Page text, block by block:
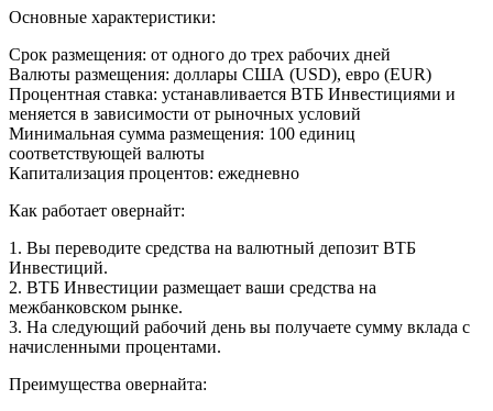
Основные характеристики:
Срок размещения: от одного до трех рабочих дней
Валюты размещения: доллары США (USD), евро (EUR)
Процентная ставка: устанавливается ВТБ Инвестициями и
меняется в зависимости от рыночных условий
Минимальная сумма размещения: 100 единиц
соответствующей валюты
Капитализация процентов: ежедневно
Как работает овернайт:
1. Вы переводите средства на валютный депозит ВТБ
Инвестиций.
2. ВТБ Инвестиции размещает ваши средства на
межбанковском рынке.
3. На следующий рабочий день вы получаете сумму вклада с
начисленными процентами.
Преимущества овернайта: